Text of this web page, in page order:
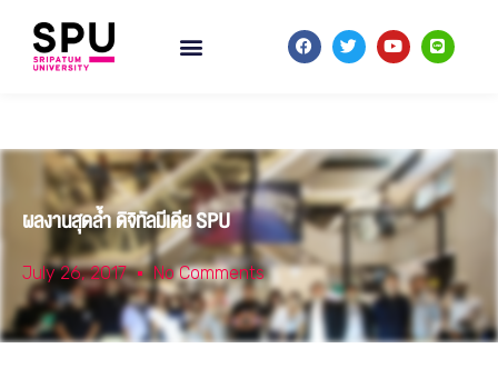
ผลงานสุดล้ำ ดิจิทัลมีเดีย SPU
July 26, 2017 No Comments